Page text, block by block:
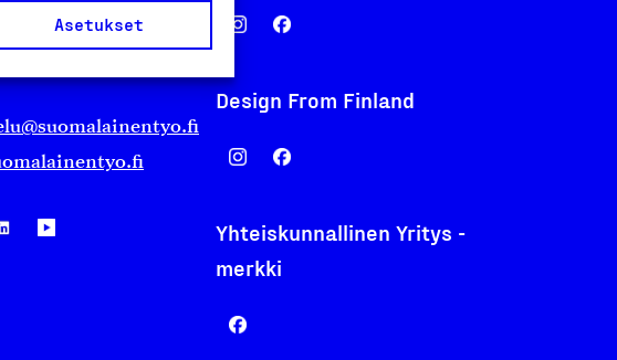
Asetukset
Design From Finland
Yhteiskunnallinen Yritys -
merkki